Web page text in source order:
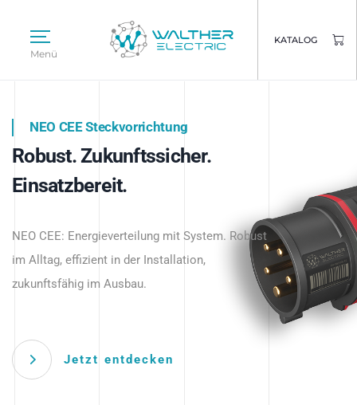
Menü
KATALOG
Intelligente Stromverteilung
beginnt hier.
NEO CEE Steckvorrichtung
Robust. Zukunftssicher.
Einsatzbereit.
NEO CEE: Energieverteilung mit System. Robust
im Alltag, effizient in der Installation,
zukunftsfähig im Ausbau.
Jetzt entdecken
Intelligenz trifft Energie.
Anwendungen – robust, IP-geschützt und
zukunftsfähig.